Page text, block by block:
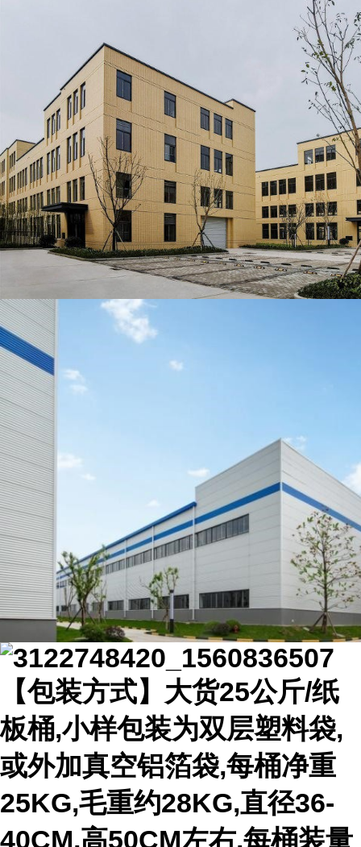
【包装方式】大货25公斤/纸
板桶,小样包装为双层塑料袋,
或外加真空铝箔袋,每桶净重
25KG,毛重约28KG,直径36-
40CM,高50CM左右,每桶装量